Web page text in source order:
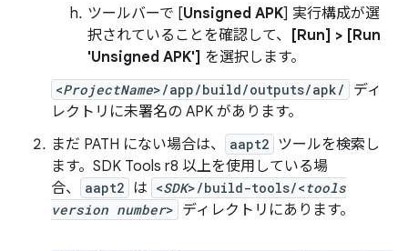
ツールバーで [Unsigned APK] 実行構成が選
択されていることを確認して、
[Run] > [Run
'Unsigned APK'] を選択します。
<ProjectName>/app/build/outputs/apk/
ディ
レクトリに未署名の APK があります。
まだ PATH にない場合は、
aapt2 ツールを検索し
ます。SDK Tools r8 以上を使用している場
合、
aapt2 は <SDK>/build-tools/<tools
version number> ディレクトリにあります。